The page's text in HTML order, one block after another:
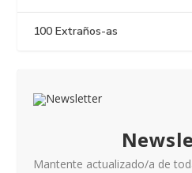
100 Extraños-as
Mantente actualizado/a de